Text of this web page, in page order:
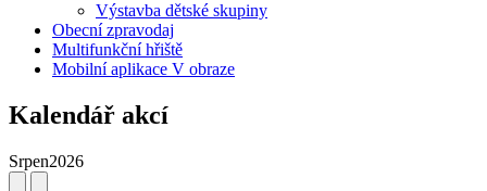
Výstavba dětské skupiny
Obecní zpravodaj
Multifunkční hřiště
Mobilní aplikace V obraze
Kalendář akcí
Srpen2026